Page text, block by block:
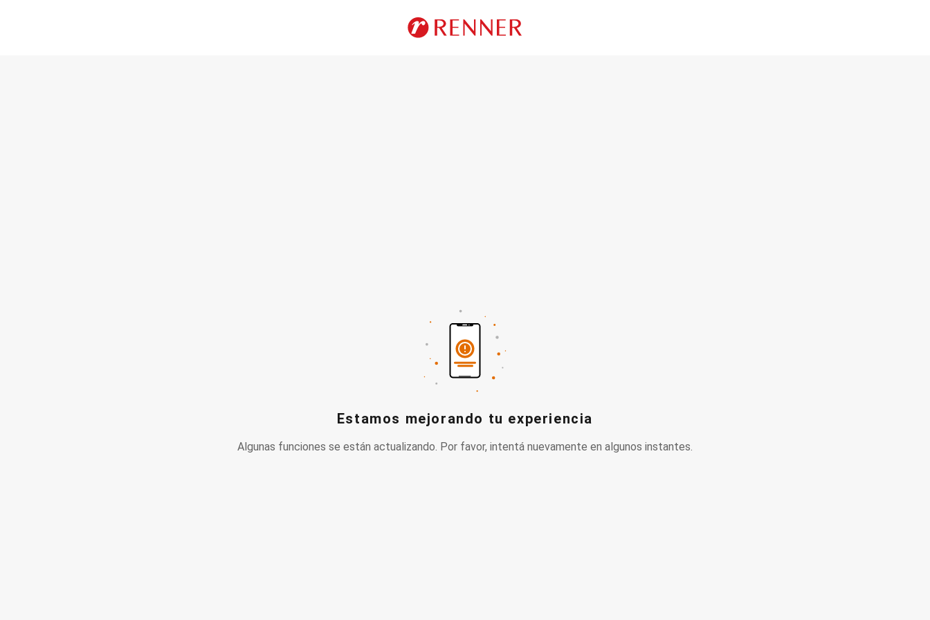
Estamos mejorando tu experiencia
Algunas funciones se están actualizando. Por favor, intentá nuevamente en algunos instantes.